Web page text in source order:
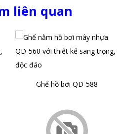
liên quan
Ghế hồ bơi QD-588